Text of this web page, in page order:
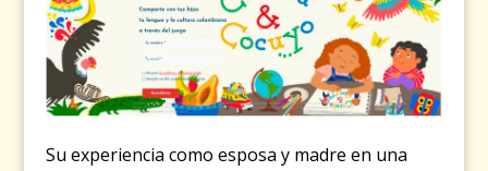
Su experiencia como esposa y madre en una